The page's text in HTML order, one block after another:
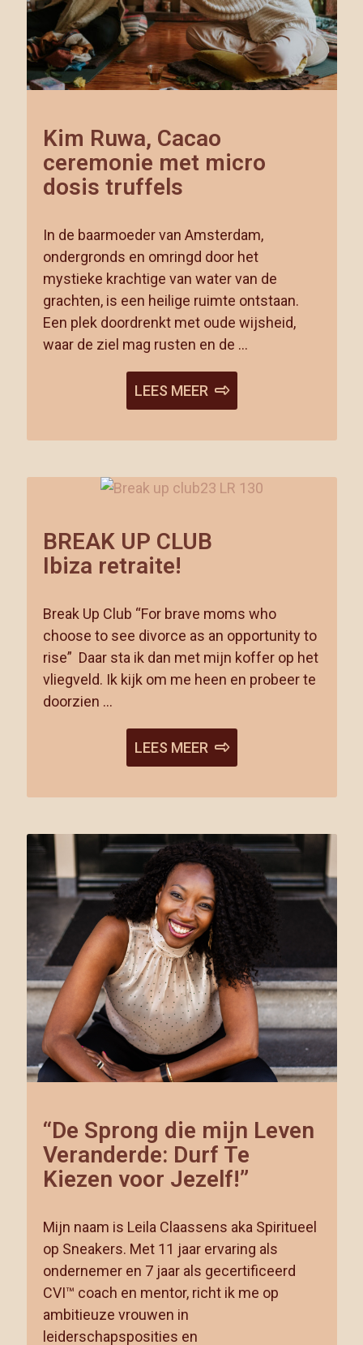
Kim Ruwa, Cacao
ceremonie met micro
dosis truffels
In de baarmoeder van Amsterdam,
ondergronds en omringd door het
mystieke krachtige van water van de
grachten, is een heilige ruimte ontstaan.
Een plek doordrenkt met oude wijsheid,
waar de ziel mag rusten en de …
LEES MEER
BREAK UP CLUB
Ibiza retraite!
Break Up Club “For brave moms who
choose to see divorce as an opportunity to
rise” Daar sta ik dan met mijn koffer op het
vliegveld. Ik kijk om me heen en probeer te
doorzien …
LEES MEER
“De Sprong die mijn Leven
Veranderde: Durf Te
Kiezen voor Jezelf!”
Mijn naam is Leila Claassens aka Spiritueel
op Sneakers. Met 11 jaar ervaring als
ondernemer en 7 jaar als gecertificeerd
CVI™ coach en mentor, richt ik me op
ambitieuze vrouwen in
leiderschapsposities en